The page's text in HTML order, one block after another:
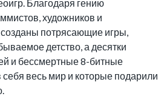
Благодаря гению
художников и
потрясающие игры,
детство, а десятки
и бессмертные 8-битные
весь мир и которые подарили